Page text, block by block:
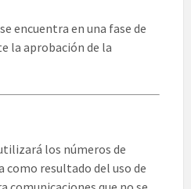
encuentra en una fase de
la aprobación de la
los números de
resultado del uso de